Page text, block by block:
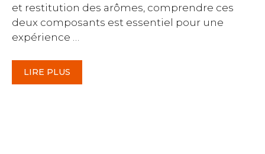
et restitution des arômes, comprendre ces
deux composants est essentiel pour une
expérience …
LIRE PLUS